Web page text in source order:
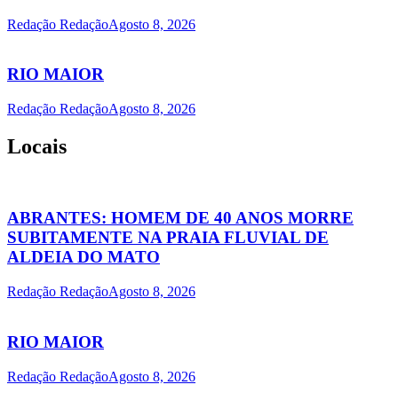
Redação RedaçãoAgosto 8, 2026
RIO MAIOR
Redação RedaçãoAgosto 8, 2026
Locais
ABRANTES: HOMEM DE 40 ANOS MORRE
SUBITAMENTE NA PRAIA FLUVIAL DE
ALDEIA DO MATO
Redação RedaçãoAgosto 8, 2026
RIO MAIOR
Redação RedaçãoAgosto 8, 2026